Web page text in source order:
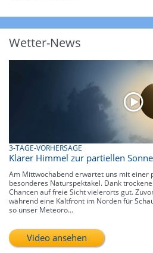
Wetter-News
3-TAGE-VORHERSAGE
Klarer Himmel zur partiellen
Am Mittwochabend erwartet uns mit einer
besonderes Naturspektakel. Dank
Chancen auf freie Sicht vielerorts gut.
während eine Kaltfront im Norden für
so unser Meteoro...
Video ansehen